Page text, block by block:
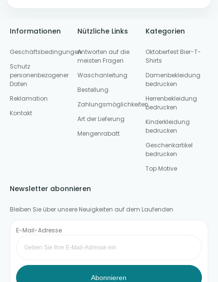
Informationen
Geschäftsbedingungen
Schutz
personenbezogener
Daten
Reklamation
Kontakt
Nützliche Links
Antworten auf die
meisten Fragen
Waschanleitung
Bestellung
Zahlungsmöglichkeiten
Art der Lieferung
Mengenrabatt
Kategorien
Oktoberfest Bier-T-
Shirts
Damenbekleidung
bedrucken
Herrenbekleidung
bedrucken
Kinderkleidung
bedrucken
Geschenkartikel
bedrucken
Top Motive
Newsletter abonnieren
Bleiben Sie über unsere Neuigkeiten auf dem Laufenden
E-Mail-Adresse
Abonnieren